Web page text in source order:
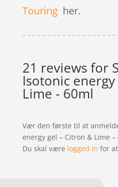
Touringher.
21 reviews for
Isotonic
Lime - 60ml
Vær den første til at anmelde
energy gel – Citron & Lime –
Du skal være logged in for